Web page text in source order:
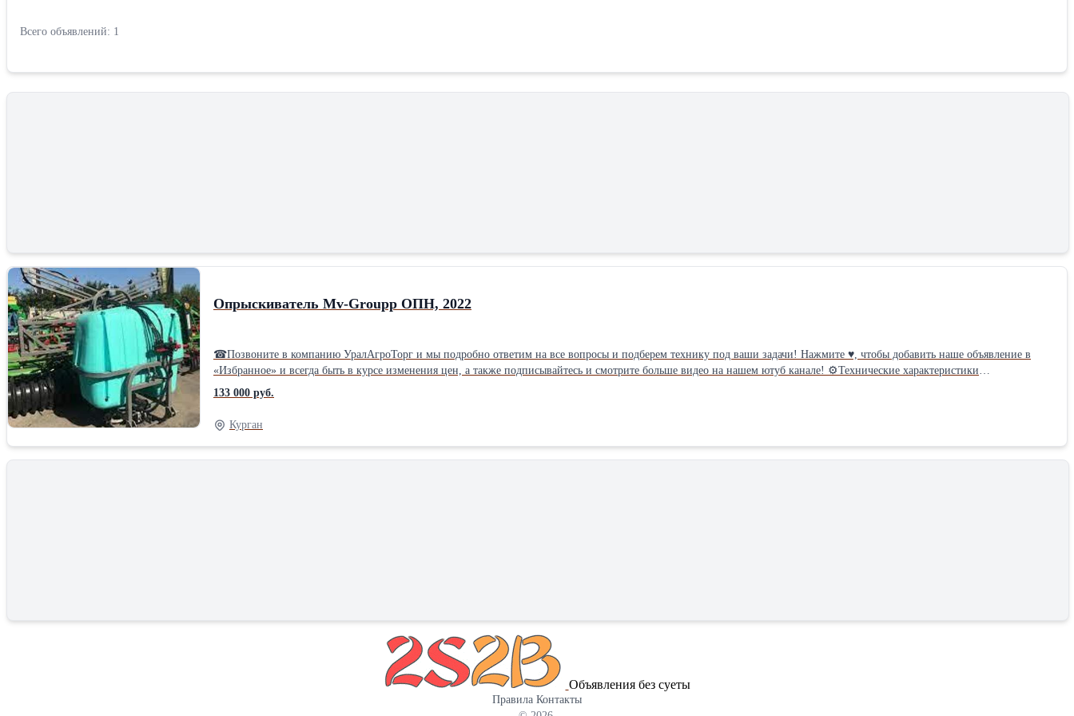
Всего объявлений: 1
Опрыскиватель Mv-Groupp ОПН, 2022
☎Позвоните в компанию УралАгроТорг и мы подробно ответим на все вопросы и подберем технику под ваши задачи! Нажмите ♥, чтобы добавить наше объявление в
«Избранное» и всегда быть в курсе изменения цен, а также подписывайтесь и смотрите больше видео на нашем ютуб канале! ⚙️Технические характеристики
опрыскивателя: * -Объем бака, л.: 600; * -Рабочая ширина, м.: 12/14; * -Масса пустого опрыскивателя, кг. (при транспортировке до поля): 0/220±15 * -Допустимая общая
масса. кг. (при работе в поле): 850 * -Рабочие обороты, об/мин: 540 * -Рабочая скорость, км/ч: 4-10 * -Количество форсунок, (3-поз.), шт: 25/29 * -Тип насоса
(мембранный): PРМ-100/PРМ-120 * -Соединение с трактором: -класс 1,4. * M67ZJU0MS1X140OПроизводитель: Польша Тип: Дизельные Вид: Навесные Назначение:
Тракторные Объём, л.: 600
133 000 руб.
Курган
Объявления без суеты
Правила Контакты